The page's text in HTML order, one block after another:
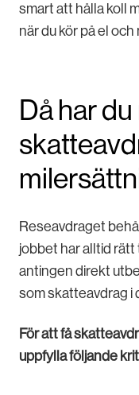
smart att hålla koll
när du kör på el
Då har
Reseavdraget
jobbet har alltid
antingen direkt
som skatteavdrag i
För att få
uppfylla följande